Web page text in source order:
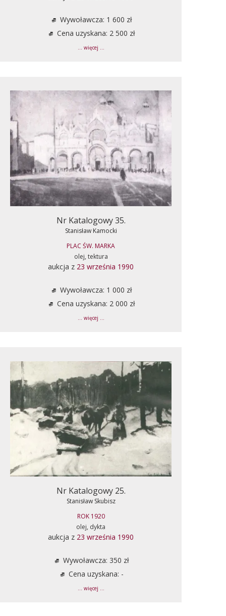
Wywoławcza: 1 600 zł
Cena uzyskana: 2 500 zł
... więcej ...
Nr Katalogowy 35.
Stanisław Kamocki
PLAC ŚW. MARKA
olej, tektura
aukcja z 23 września 1990
Wywoławcza: 1 000 zł
Cena uzyskana: 2 000 zł
... więcej ...
Nr Katalogowy 25.
Stanisław Skubisz
ROK 1920
olej, dykta
aukcja z 23 września 1990
Wywoławcza: 350 zł
Cena uzyskana: -
... więcej ...